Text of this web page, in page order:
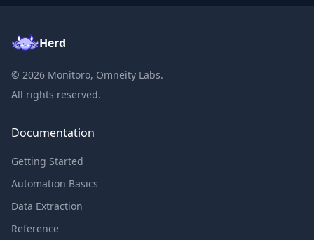
Herd
© 2026 Monitoro, Omneity Labs.
All rights reserved.
Documentation
Getting Started
Automation Basics
Data Extraction
Reference